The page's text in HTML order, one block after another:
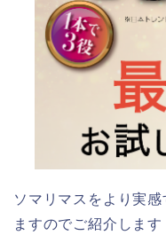
ソマリマスをより実
ますのでご紹介します